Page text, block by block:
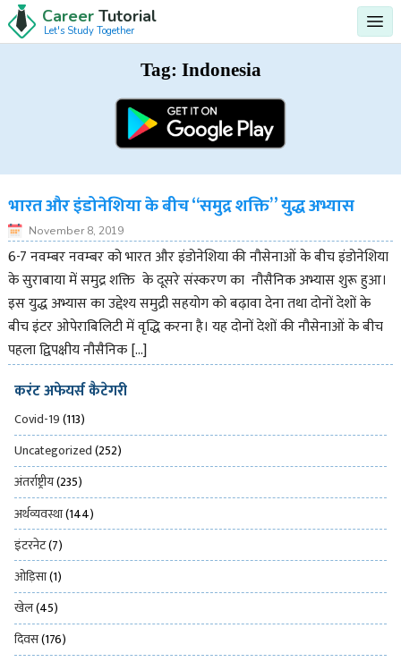
Career Tutorial
Let's Study Together
Tag: Indonesia
भारत और इंडोनेशिया के बीच “समुद्र शक्ति” युद्ध अभ्यास
November 8, 2019
6-7 नवम्बर नवम्बर को भारत और इंडोनेशिया की नौसेनाओं के बीच इंडोनेशिया
के सुराबाया में समुद्र शक्ति के दूसरे संस्करण का नौसैनिक अभ्यास शुरू हुआ।
इस युद्ध अभ्यास का उद्देश्य समुद्री सहयोग को बढ़ावा देना तथा दोनों देशों के
बीच इंटर ओपेराबिलिटी में वृद्धि करना है। यह दोनों देशों की नौसेनाओं के बीच
पहला द्विपक्षीय नौसैनिक […]
करंट अफेयर्स कैटेगरी
Covid-19(113)
Uncategorized(252)
अंतर्राष्ट्रीय(235)
अर्थव्यवस्था(144)
इंटरनेट(7)
ओड़िसा(1)
खेल(45)
दिवस(176)